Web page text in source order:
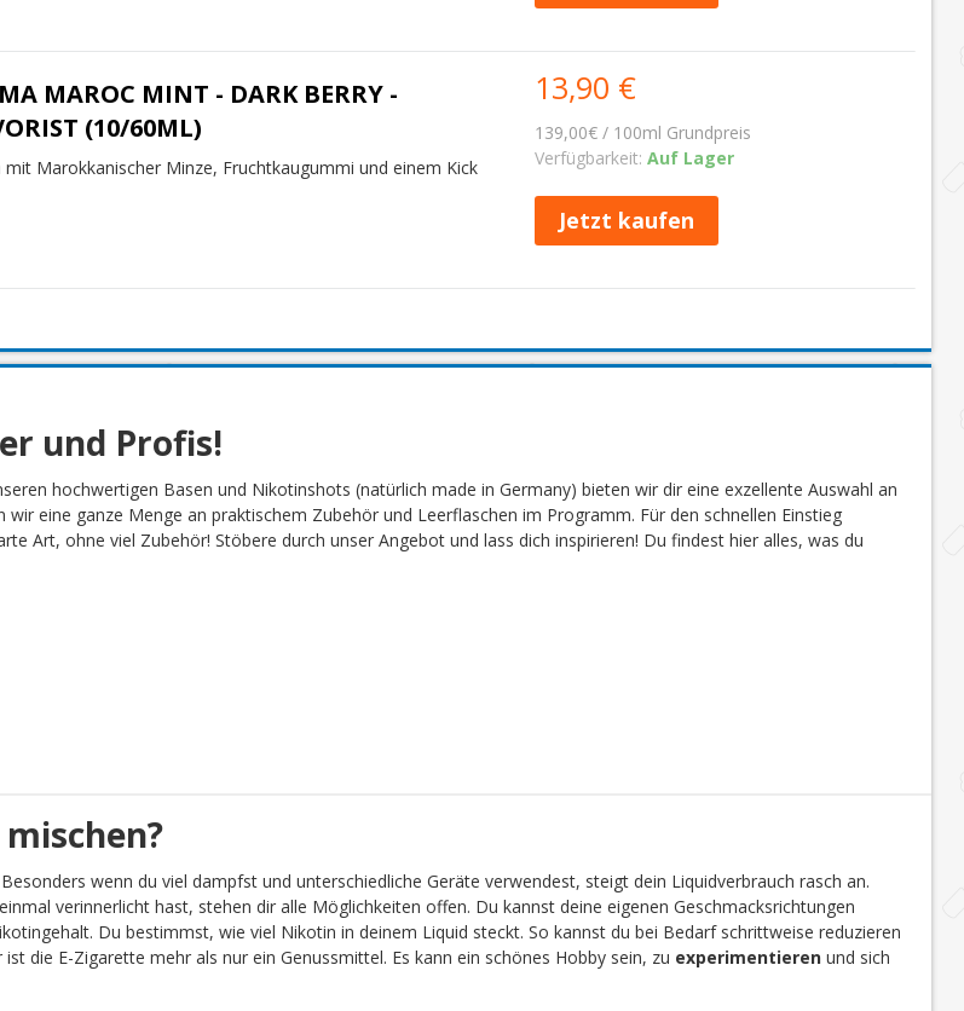
MAROC MINT - DARK BERRY -
(10/60ML)
mit Marokkanischer Minze, Fruchtkaugummi und einem Kick
13,90 €
139,00€ / 100ml Grundpreis
Verfügbarkeit: Auf Lager
Jetzt kaufen
und Profis!
hochwertigen Basen und Nikotinshots (natürlich made in Germany) bieten wir dir eine exzellente Auswahl an
eine ganze Menge an praktischem Zubehör und Leerflaschen im Programm. Für den schnellen Einstieg
Art, ohne viel Zubehör! Stöbere durch unser Angebot und lass dich inspirieren! Du findest hier alles, was du
wenn du viel dampfst und unterschiedliche Geräte verwendest, steigt dein Liquidverbrauch rasch an.
verinnerlicht hast, stehen dir alle Möglichkeiten offen. Du kannst deine eigenen Geschmacksrichtungen
Du bestimmst, wie viel Nikotin in deinem Liquid steckt. So kannst du bei Bedarf schrittweise reduzieren
die E-Zigarette mehr als nur ein Genussmittel. Es kann ein schönes Hobby sein, zu experimentierenund sich